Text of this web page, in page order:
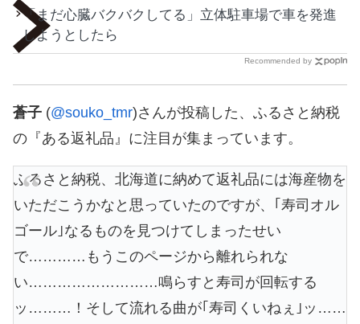
「まだ心臓バクバクしてる」立体駐車場で車を発進
しようとしたら
Recommended by
蒼子 (@souko_tmr)さんが投稿した、ふるさと納税
の『ある返礼品』に注目が集まっています。
ふるさと納税、北海道に納めて返礼品には海産物を
いただこうかなと思っていたのですが、｢寿司オル
ゴール｣なるものを見つけてしまったせい
で…………もうこのページから離れられな
い………………………鳴らすと寿司が回転する
ッ………！そして流れる曲が｢寿司くいねぇ｣ッ……